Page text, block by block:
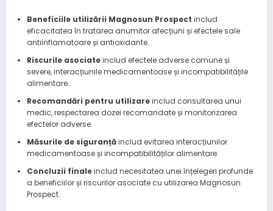
Beneficiile utilizării Magnosun Prospect includ
eficacitatea în tratarea anumitor afecțiuni și efectele sale
antiinflamatoare și antioxidante.
Riscurile asociateinclud efectele adverse comune și
severe, interacțiunile medicamentoase și incompatibilitățile
alimentare.
Recomandări pentru utilizareinclud consultarea unui
medic, respectarea dozei recomandate și monitorizarea
efectelor adverse.
Măsurile de siguranțăinclud evitarea interacțiunilor
medicamentoase și incompatibilităților alimentare.
Concluzii finaleinclud necesitatea unei înțelegeri profunde
a beneficiilor și riscurilor asociate cu utilizarea Magnosun
Prospect.